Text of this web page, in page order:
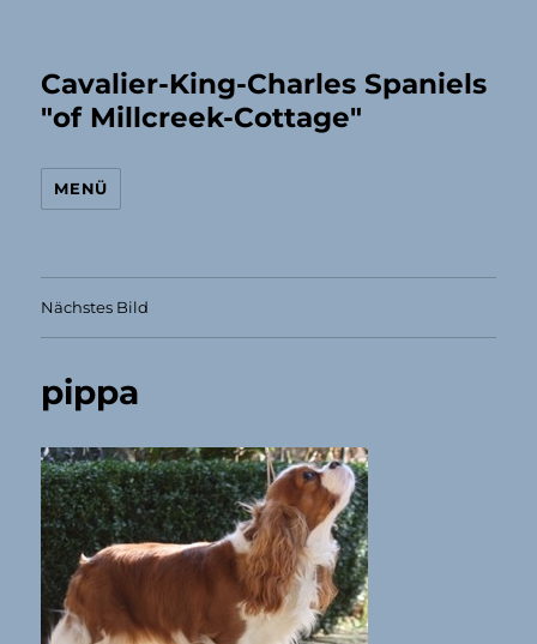
Cavalier-King-Charles Spaniels
"of Millcreek-Cottage"
MENÜ
Nächstes Bild
pippa